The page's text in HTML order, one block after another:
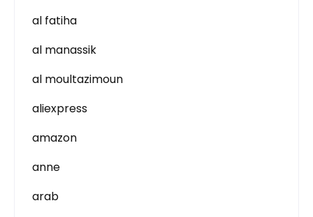
al fatiha
al manassik
al moultazimoun
aliexpress
amazon
anne
arab